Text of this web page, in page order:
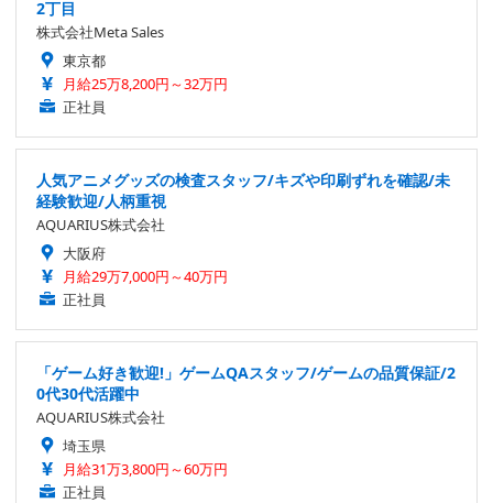
2丁目
株式会社Meta Sales
東京都
月給25万8,200円～32万円
正社員
人気アニメグッズの検査スタッフ/キズや印刷ずれを確認/未
経験歓迎/人柄重視
AQUARIUS株式会社
大阪府
月給29万7,000円～40万円
正社員
「ゲーム好き歓迎!」ゲームQAスタッフ/ゲームの品質保証/2
0代30代活躍中
AQUARIUS株式会社
埼玉県
月給31万3,800円～60万円
正社員